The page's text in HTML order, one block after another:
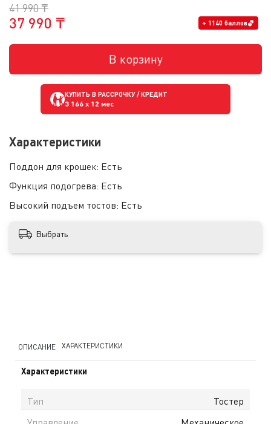
41 990 ₸
37 990 ₸ + 1140 баллов
В корзину
КУПИТЬ В РАССРОЧКУ / КРЕДИТ
3 166 x 12 мес
Характеристики
Поддон для крошек: Есть
Функция подогрева: Есть
Высокий подъем тостов: Есть
Выбрать
ОПИСАНИЕ ХАРАКТЕРИСТИКИ
Характеристики
Тип
Тостер